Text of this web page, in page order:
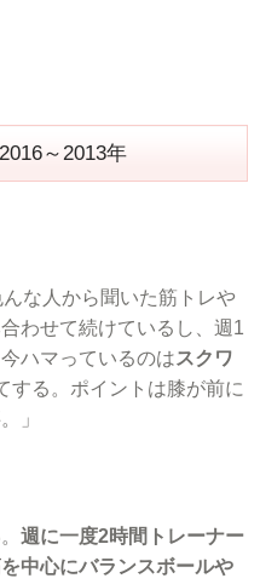
～2013年
な人から聞いた筋トレや
わせて続けているし、週1
ハマっているのはスクワ
する。ポイントは膝が前に
」
週に一度2時間トレーナー
中心にバランスボールや